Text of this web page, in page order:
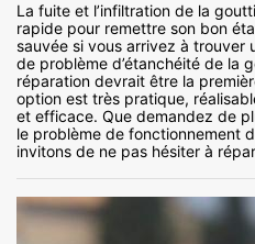
La fuite et l’infiltration de la
rapide pour remettre son bon
sauvée si vous arrivez à trouver
de problème d’étanchéité de la
réparation devrait être la
option est très pratique,
et efficace. Que demandez de
le problème de fonctionnement
invitons de ne pas hésiter à